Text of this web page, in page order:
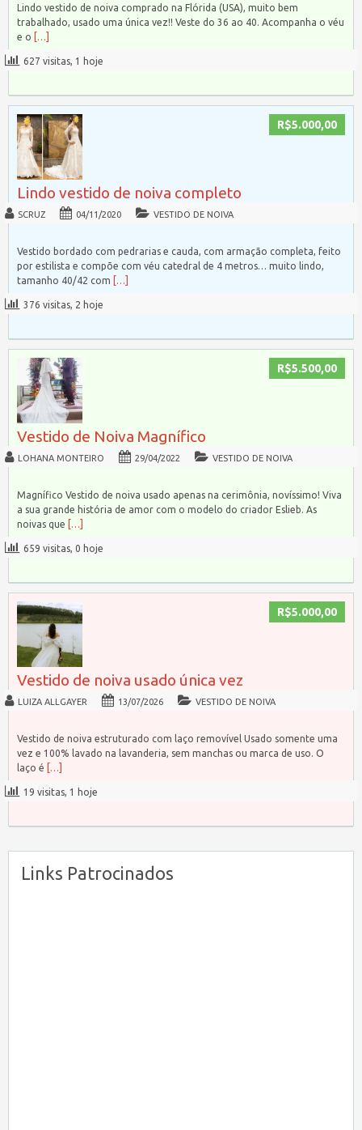
Lindo vestido de noiva comprado na Flórida (USA), muito bem
trabalhado, usado uma única vez!! Veste do 36 ao 40. Acompanha o véu
e o
[…]
627 visitas, 1 hoje
R$5.000,00
Lindo vestido de noiva completo
SCRUZ 04/11/2020 VESTIDO DE NOIVA
Vestido bordado com pedrarias e cauda, com armação completa, feito
por estilista e compõe com véu catedral de 4 metros… muito lindo,
tamanho 40/42 com
[…]
376 visitas, 2 hoje
R$5.500,00
Vestido de Noiva Magnífico
LOHANA MONTEIRO 29/04/2022 VESTIDO DE NOIVA
Magnífico Vestido de noiva usado apenas na cerimônia, novíssimo! Viva
a sua grande história de amor com o modelo do criador Eslieb. As
noivas que
[…]
659 visitas, 0 hoje
R$5.000,00
Vestido de noiva usado única vez
LUIZA ALLGAYER 13/07/2026 VESTIDO DE NOIVA
Vestido de noiva estruturado com laço removível Usado somente uma
vez e 100% lavado na lavanderia, sem manchas ou marca de uso. O
laço é
[…]
19 visitas, 1 hoje
Links Patrocinados